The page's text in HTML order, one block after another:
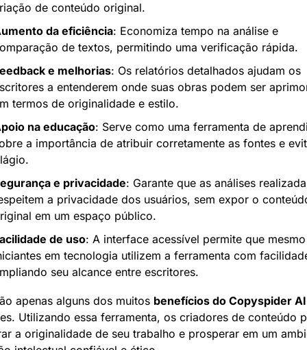
de conteúdo original.
da eficiência: Economiza tempo na análise e
de textos, permitindo uma verificação rápida.
e melhorias: Os relatórios detalhados ajudam os
a entenderem onde suas obras podem ser
termos de originalidade e estilo.
na educação: Serve como uma ferramenta de
a importância de atribuir corretamente as fontes e
e privacidade: Garante que as análises
a privacidade dos usuários, sem expor o
em um espaço público.
de uso: A interface acessível permite que mesmo
em tecnologia utilizem a ferramenta com
seu alcance entre escritores.
apenas alguns dos muitos benefícios do Copyspider AI
Utilizando essa ferramenta, os criadores de conteúdo
a originalidade de seu trabalho e prosperar em um